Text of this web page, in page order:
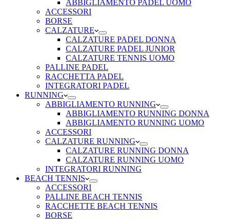
ABBIGLIAMENTO PADEL UOMO
ACCESSORI
BORSE
CALZATURE
CALZATURE PADEL DONNA
CALZATURE PADEL JUNIOR
CALZATURE TENNIS UOMO
PALLINE PADEL
RACCHETTA PADEL
INTEGRATORI PADEL
RUNNING
ABBIGLIAMENTO RUNNING
ABBIGLIAMENTO RUNNING DONNA
ABBIGLIAMENTO RUNNING UOMO
ACCESSORI
CALZATURE RUNNING
CALZATURE RUNNING DONNA
CALZATURE RUNNING UOMO
INTEGRATORI RUNNING
BEACH TENNIS
ACCESSORI
PALLINE BEACH TENNIS
RACCHETTE BEACH TENNIS
BORSE